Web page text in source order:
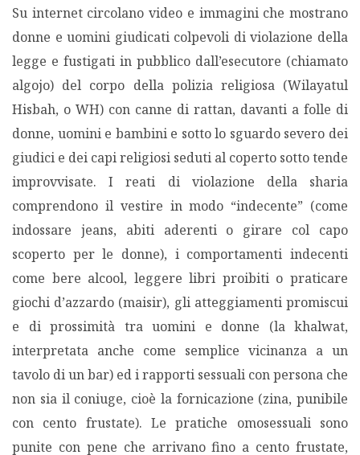
Su internet circolano video e immagini che mostrano
donne e uomini giudicati colpevoli di violazione della
legge e fustigati in pubblico dall’esecutore (chiamato
algojo) del corpo della polizia religiosa (Wilayatul
Hisbah, o WH) con canne di rattan, davanti a folle di
donne, uomini e bambini e sotto lo sguardo severo dei
giudici e dei capi religiosi seduti al coperto sotto tende
improvvisate. I reati di violazione della sharia
comprendono il vestire in modo “indecente” (come
indossare jeans, abiti aderenti o girare col capo
scoperto per le donne), i comportamenti indecenti
come bere alcool, leggere libri proibiti o praticare
giochi d’azzardo (maisir), gli atteggiamenti promiscui
e di prossimità tra uomini e donne (la khalwat,
interpretata anche come semplice vicinanza a un
tavolo di un bar) ed i rapporti sessuali con persona che
non sia il coniuge, cioè la fornicazione (zina, punibile
con cento frustate). Le pratiche omosessuali sono
punite con pene che arrivano fino a cento frustate,